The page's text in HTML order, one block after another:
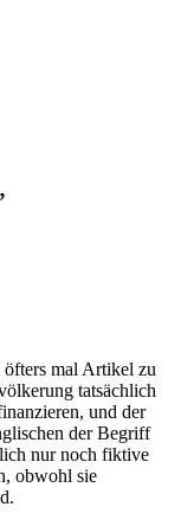
öfters mal Artikel zu
tatsächlich
und der
der Begriff
nur noch fiktive
obwohl sie